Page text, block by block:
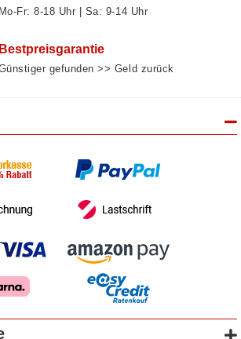
Mo-Fr: 8‑18 Uhr | Sa: 9‑14 Uhr
Bestpreisgarantie
gefunden >> Geld zurück